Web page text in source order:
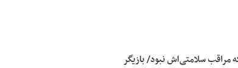
مراقب سلامتی‌اش نبود/ بازیگر